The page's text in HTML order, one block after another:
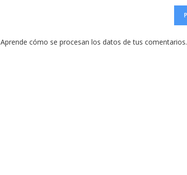
electrónico
web
Aprende cómo se procesan los datos de tus comentarios.